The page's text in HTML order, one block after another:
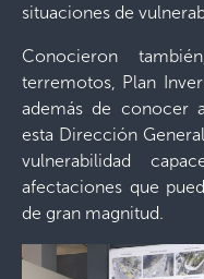
situaciones de
Conocieron
terremotos, Plan
además de conocer
esta Dirección
vulnerabilidad
afectaciones que
de gran magnitud.